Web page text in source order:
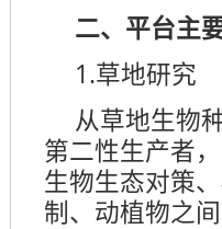
二、平台主
1.草地研究
从草地生物
第二性生产者
生物生态对策
制、动植物之